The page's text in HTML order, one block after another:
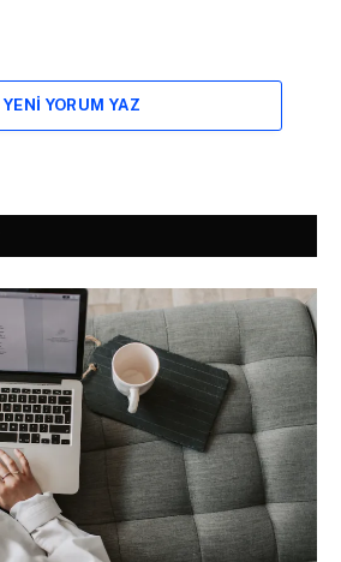
YENI YORUM YAZ